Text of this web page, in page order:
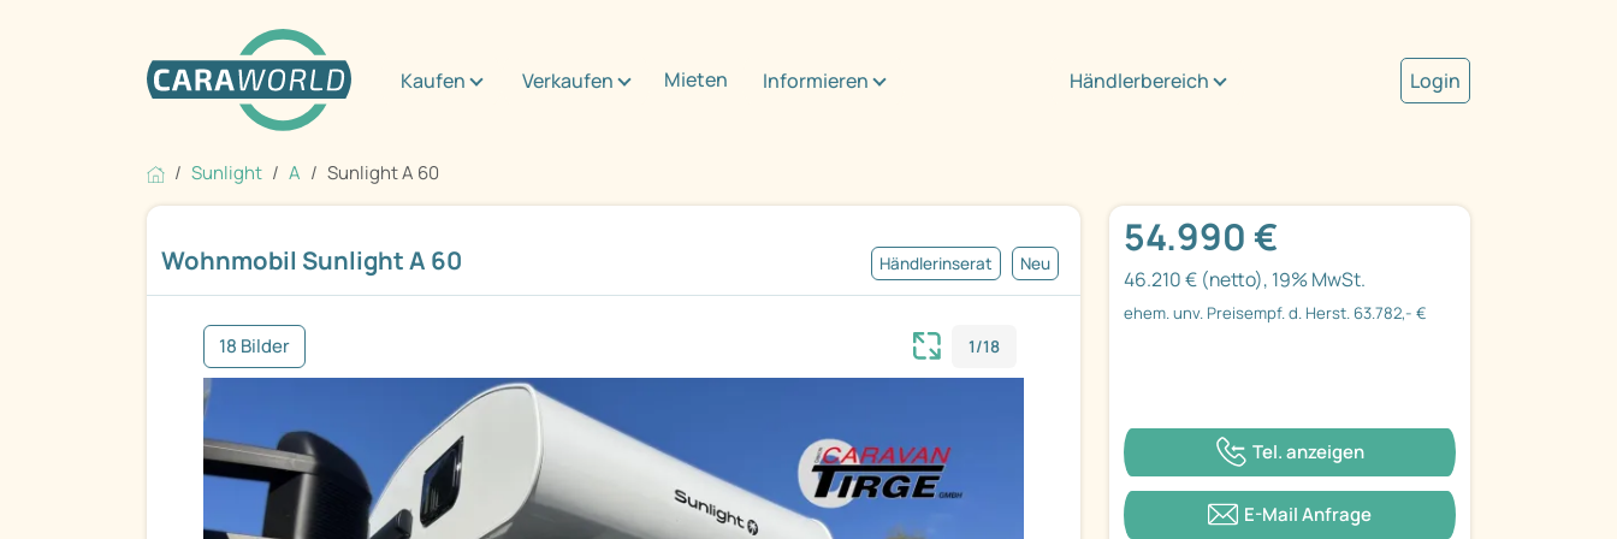
Kaufen Verkaufen Mieten Informieren Händlerbereich Login
Sunlight A Sunlight A 60
Wohnmobil Sunlight A 60 Händlerinserat Neu
18 Bilder 1/18
54.990 €
46.210 € (netto), 19% MwSt.
ehem. unv. Preisempf. d. Herst. 63.782,- €
Tel. anzeigen
E-Mail Anfrage